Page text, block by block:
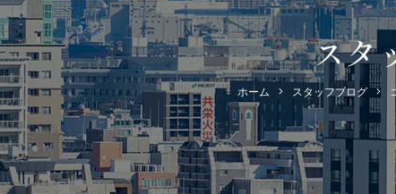
スタ
ホーム スタッフブログ